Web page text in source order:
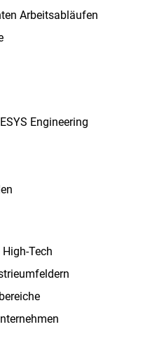
Arbeitsabläufen
Engineering
Tech